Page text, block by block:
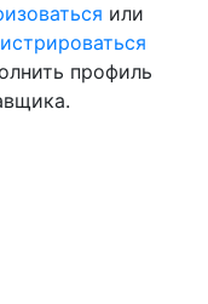
или
профиль